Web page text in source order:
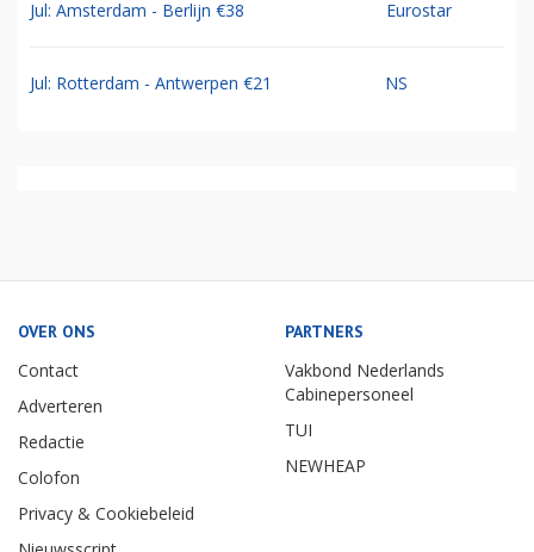
Jul: Amsterdam - Berlijn €38 Eurostar
Jul: Rotterdam - Antwerpen €21 NS
OVER ONS
Contact
Adverteren
Redactie
Colofon
Privacy & Cookiebeleid
PARTNERS
Vakbond Nederlands
Cabinepersoneel
TUI
NEWHEAP